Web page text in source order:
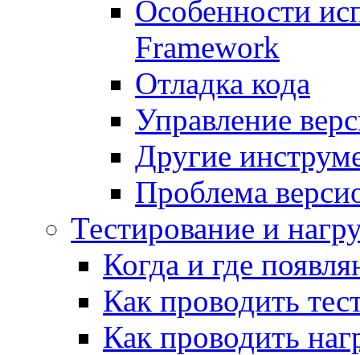
Особенности
Framework
Отладка кода
Управление
Другие
Проблема
Тестирование и
Когда и где
Как проводить
Как проводить